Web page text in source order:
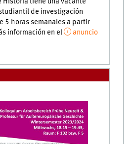
Historia tiene una vacante
de investigación
5 horas semanales a partir
información en el
anuncio